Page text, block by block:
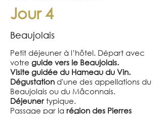
Jour 4
Beaujolais
Petit déjeuner à l’hôtel. Départ avec
votre guide vers le Beaujolais.
Visite guidée du Hameau du Vin.
Dégustation d'une des appellations du
Beaujolais ou du Mâconnais.
Déjeunertypique.
Passage par la région des Pierres